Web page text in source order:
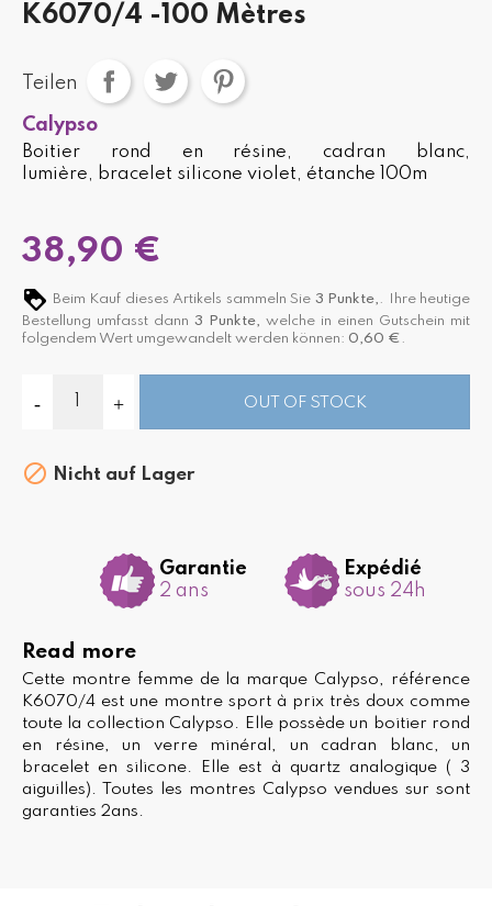
K6070/4 -100 Mètres
Teilen
Calypso
Boitier rond en résine, cadran blanc,
lumière, bracelet silicone violet, étanche 100m
38,90 €
Beim Kauf dieses Artikels sammeln Sie 3 Punkte, . Ihre heutige
Bestellung umfasst dann 3 Punkte, welche in einen Gutschein mit
folgendem Wert umgewandelt werden können: 0,60 € .
OUT OF STOCK
 Nicht auf Lager
Garantie
2 ans
Expédié
sous 24h
Read more
Cette montre femme de la marque Calypso, référence
K6070/4 est une montre sport à prix très doux comme
toute la collection Calypso. Elle possède un boitier rond
en résine, un verre minéral, un cadran blanc, un
bracelet en silicone. Elle est à quartz analogique ( 3
aiguilles). Toutes les montres Calypso vendues sur sont
garanties 2ans.